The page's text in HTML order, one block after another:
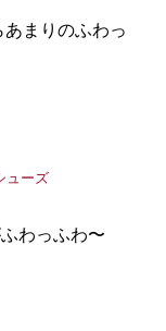
まりのふわっ
わっふわ〜